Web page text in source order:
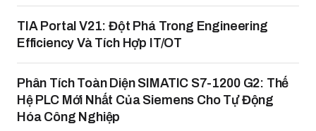
TIA Portal V21: Đột Phá Trong Engineering
Efficiency Và Tích Hợp IT/OT
Phân Tích Toàn Diện SIMATIC S7-1200 G2: Thế
Hệ PLC Mới Nhất Của Siemens Cho Tự Động
Hóa Công Nghiệp